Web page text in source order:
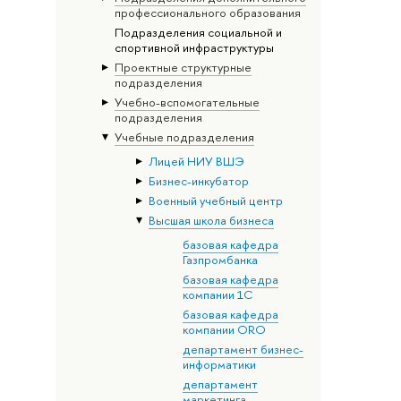
профессионального образования
Подразделения социальной и
спортивной инфраструктуры
Проектные структурные
подразделения
Учебно-вспомогательные
подразделения
Учебные подразделения
Лицей НИУ ВШЭ
Бизнес-инкубатор
Военный учебный центр
Высшая школа бизнеса
базовая кафедра
Газпромбанка
базовая кафедра
компании 1С
базовая кафедра
компании ORO
департамент бизнес-
информатики
департамент